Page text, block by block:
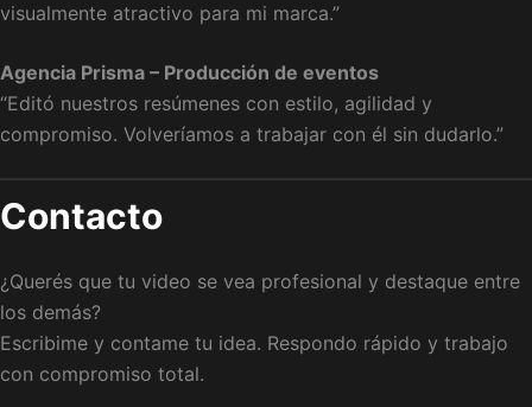
visualmente atractivo para mi marca.”
Agencia Prisma – Producción de eventos
“Editó nuestros resúmenes con estilo, agilidad y
compromiso. Volveríamos a trabajar con él sin dudarlo.”
Contacto
¿Querés que tu video se vea profesional y destaque entre
los demás?
Escribime y contame tu idea. Respondo rápido y trabajo
con compromiso total.